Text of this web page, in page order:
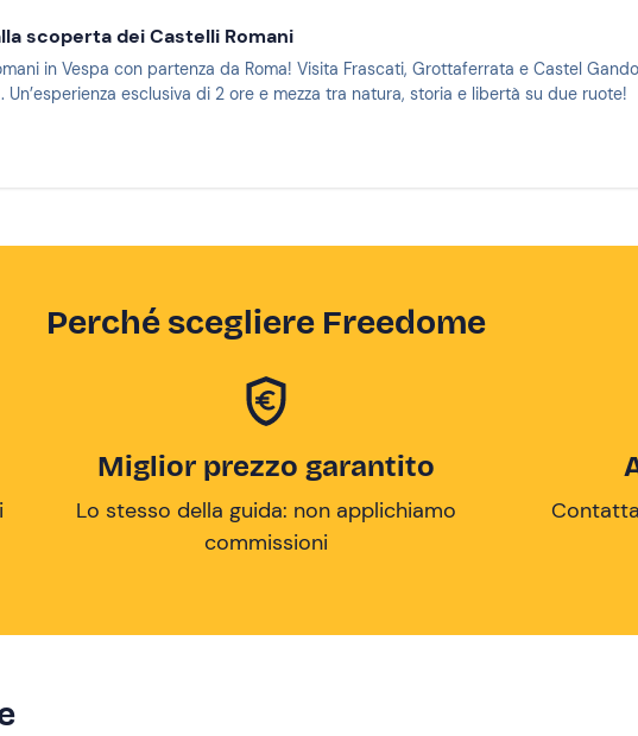
scoperta dei Castelli Romani
in Vespa con partenza da Roma! Visita Frascati, Grottaferrata e Castel
Un’esperienza esclusiva di 2 ore e mezza tra natura, storia e libertà su due ruote!
Perché scegliere Freedome
Miglior prezzo garantito
Lo stesso della guida: non applichiamo
commissioni